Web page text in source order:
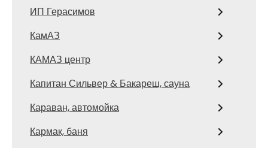
ИП Герасимов
КамАЗ
КАМАЗ центр
Капитан Сильвер & Бакареш, сауна
Караван, автомойка
Кармак, баня